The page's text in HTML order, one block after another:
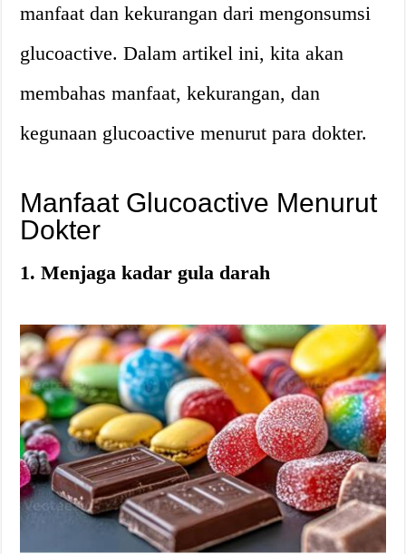
manfaat dan kekurangan dari mengonsumsi
glucoactive. Dalam artikel ini, kita akan
membahas manfaat, kekurangan, dan
kegunaan glucoactive menurut para dokter.
Manfaat Glucoactive Menurut
Dokter
1. Menjaga kadar gula darah